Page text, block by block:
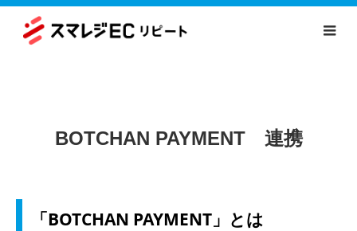
BOTCHAN PAYMENT 連携
「BOTCHAN PAYMENT」とは